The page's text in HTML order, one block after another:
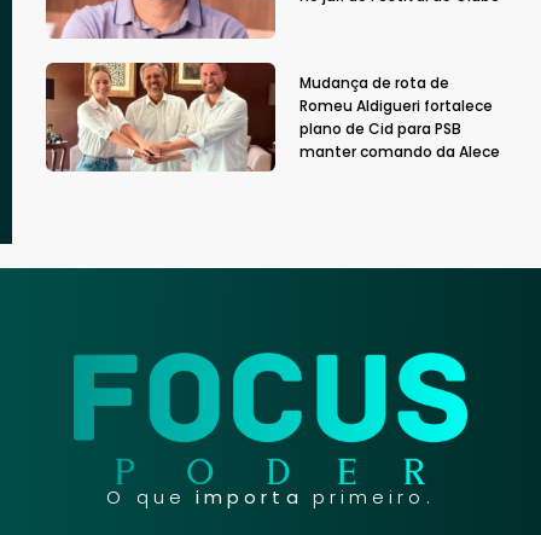
Mudança de rota de
Romeu Aldigueri fortalece
plano de Cid para PSB
manter comando da Alece
O que importa primeiro.